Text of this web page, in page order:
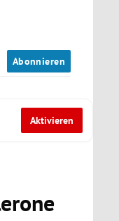
Abonnieren
Aktivieren